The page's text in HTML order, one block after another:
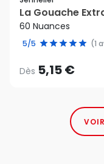
La Gouache
60 Nuances
5/5 (1
Dès 5,15 €